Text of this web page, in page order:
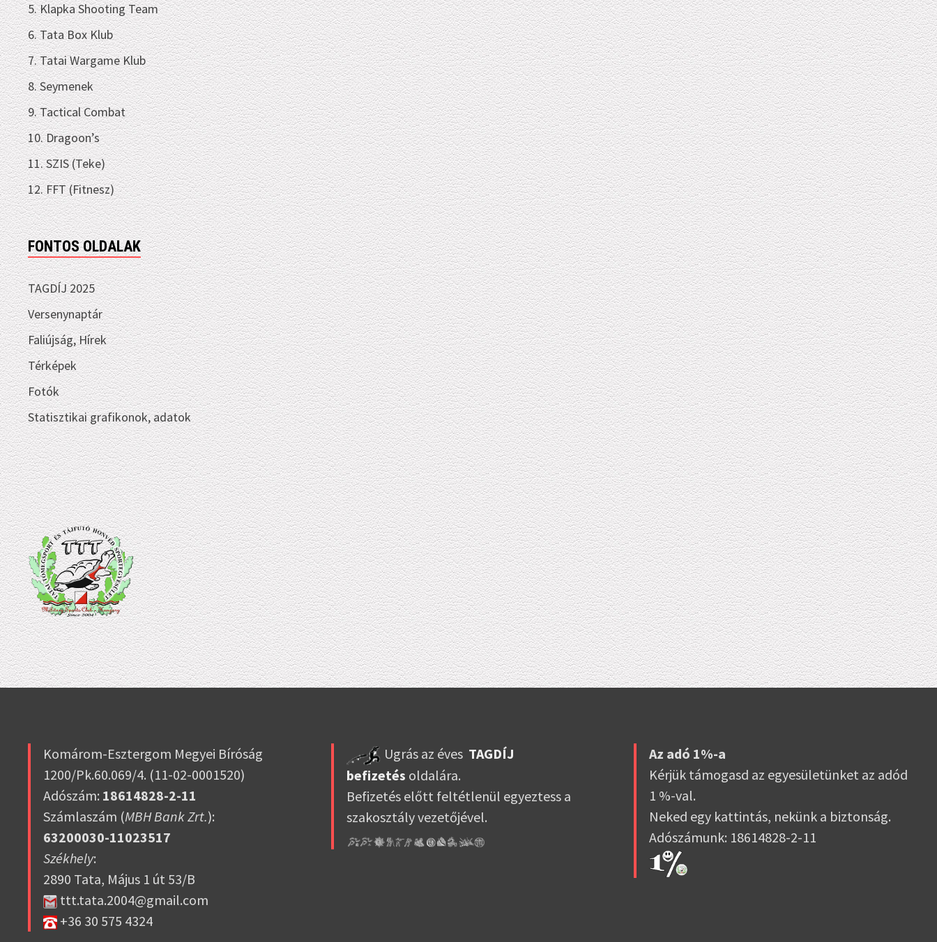
5. Klapka Shooting Team
6. Tata Box Klub
7. Tatai Wargame Klub
8. Seymenek
9. Tactical Combat
10. Dragoon’s
11. SZIS (Teke)
12. FFT (Fitnesz)
FONTOS OLDALAK
TAGDÍJ 2025
Versenynaptár
Faliújság, Hírek
Térképek
Fotók
Statisztikai grafikonok, adatok
Komárom-Esztergom Megyei Bíróság
1200/Pk.60.069/4. (11-02-0001520)
Adószám: 18614828-2-11
Számlaszám (MBH Bank Zrt.):
63200030-11023517
Székhely:
2890 Tata, Május 1 út 53/B
ttt.tata.2004@gmail.com
+36 30 575 4324
Ugrás az éves TAGDÍJ
befizetés oldalára.
Befizetés előtt feltétlenül egyeztess a
szakosztály vezetőjével.
Az adó 1%-a
Kérjük támogasd az egyesületünket az adód
1 %-val.
Neked egy kattintás, nekünk a biztonság.
Adószámunk: 18614828-2-11